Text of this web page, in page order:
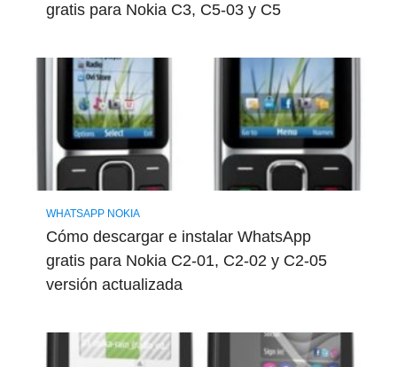
gratis para Nokia C3, C5-03 y C5
WHATSAPP NOKIA
Cómo descargar e instalar WhatsApp
gratis para Nokia C2-01, C2-02 y C2-05
versión actualizada